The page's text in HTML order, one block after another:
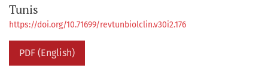
Tunis
https://doi.org/10.71699/revtunbiolclin.v30i2.176
PDF (English)